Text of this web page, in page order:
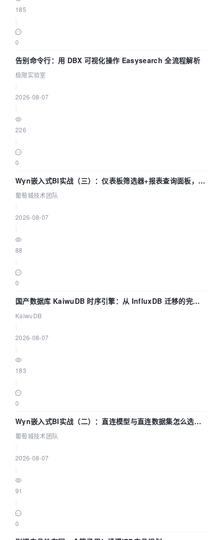
185
0
告别命令行：用 DBX 可视化操作 Easysearch 全流程解析
极限实验室
2026-08-07
226
0
Wyn嵌入式BI实战（三）：仪表板筛选器+报表查询面板，参
数联动全闭环
葡萄城技术团队
2026-08-07
88
0
国产数据库 KaiwuDB 时序引擎：从 InfluxDB 迁移的完整
技术路径
KaiwuDB
2026-08-07
183
0
Wyn嵌入式BI实战（二）：直连模型与直连数据集怎么选，
参数为什么不生效？| 葡萄城技术团队
葡萄城技术团队
2026-08-07
91
0